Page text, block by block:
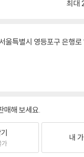
최대
울특별시 영등포구 은행로
매해 보세요.
가
내